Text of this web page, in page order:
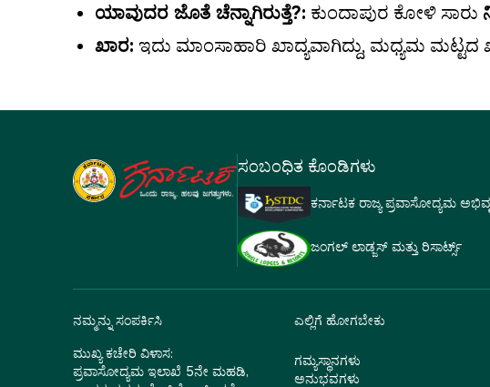
ಯಾವುದರ ಜೊತೆ ಚೆನ್ನಾಗಿರುತ್ತೆ?: ಕುಂದಾಪುರ ಕೋಳಿ ಸಾರು
ಖಾರ: ಇದು ಮಾಂಸಾಹಾರಿ ಖಾದ್ಯವಾಗಿದ್ದು, ಮಧ್ಯಮ ಮಟ್ಟದ
ಸಂಬಂಧಿತ ಕೊಂಡಿಗಳು
ಕರ್ನಾಟಕ ರಾಜ್ಯ ಪ್ರವಾಸೋದ್ಯಮ
ಜಂಗಲ್ ಲಾಡ್ಜಸ್ ಮತ್ತು ರಿಸಾರ್ಟ್ಸ್
ನಮ್ಮನ್ನು ಸಂಪರ್ಕಿಸಿ
ಮುಖ್ಯ ಕಚೇರಿ ವಿಳಾಸ:
ಪ್ರವಾಸೋದ್ಯಮ ಇಲಾಖೆ 5ನೇ ಮಹಡಿ,
ಎಲ್ಲಿಗೆ ಹೋಗಬೇಕು
ಗಮ್ಯಸ್ಥಾನಗಳು
ಅನುಭವಗಳು